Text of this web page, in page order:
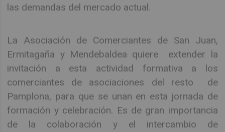
las demandas del mercado actual.
La Asociación de Comerciantes de San Juan,
Ermitagaña y Mendebaldea quiere extender la
invitación a esta actividad formativa a los
comerciantes de asociaciones del resto de
Pamplona, para que se unan en esta jornada de
formación y celebración. Es de gran importancia
de la colaboración y el intercambio de